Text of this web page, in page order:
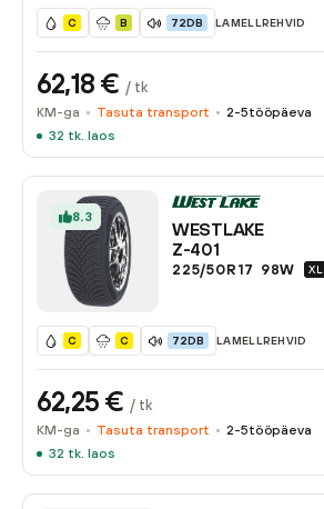
C B 72DB LAMELLREHVID
62,18 € / tk
KM-ga Tasuta transport 2-5tööpäeva
32 tk. laos
8.3
WESTLAKE
Z-401
225/50R17 98W XL
C C 72DB LAMELLREHVID
62,25 € / tk
KM-ga Tasuta transport 2-5tööpäeva
32 tk. laos